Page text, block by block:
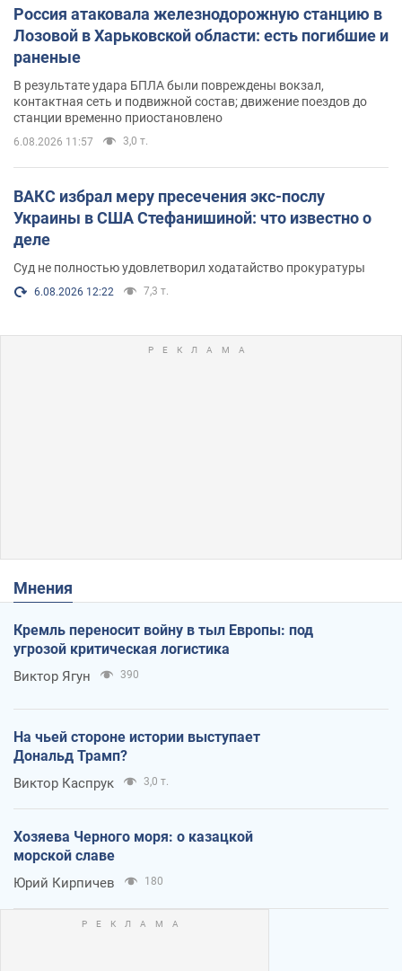
Россия атаковала железнодорожную станцию в
Лозовой в Харьковской области: есть погибшие и
раненые
В результате удара БПЛА были повреждены вокзал,
контактная сеть и подвижной состав; движение поездов до
станции временно приостановлено
6.08.2026 11:57 3,0 т.
ВАКС избрал меру пресечения экс-послу
Украины в США Стефанишиной: что известно о
деле
Суд не полностью удовлетворил ходатайство прокуратуры
6.08.2026 12:22 7,3 т.
Мнения
Кремль переносит войну в тыл Европы: под
угрозой критическая логистика
Виктор Ягун 390
На чьей стороне истории выступает
Дональд Трамп?
Виктор Каспрук 3,0 т.
Хозяева Черного моря: о казацкой
морской славе
Юрий Кирпичев 180